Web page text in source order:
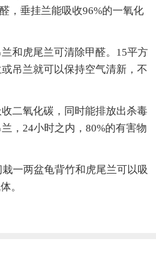
，垂挂兰能吸收96%的一氧化
和虎尾兰可清除甲醛。15平方
吊兰就可以保持空气清新，不
二氧化碳，同时能排放出杀毒
，24小时之内，80%的有害物
一两盆龟背竹和虎尾兰可以吸
。